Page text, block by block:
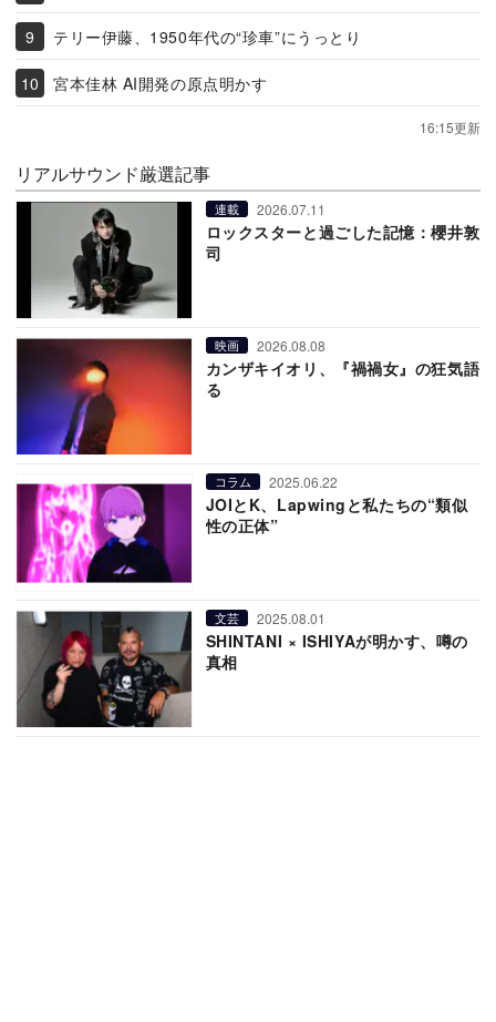
テリー伊藤、1950年代の“珍車”にうっとり
宮本佳林 AI開発の原点明かす
16:15更新
リアルサウンド厳選記事
連載 2026.07.11
ロックスターと過ごした記憶：櫻井敦
司
映画 2026.08.08
カンザキイオリ、『禍禍女』の狂気語
る
コラム 2025.06.22
JOIとK、Lapwingと私たちの“類似
性の正体”
文芸 2025.08.01
SHINTANI × ISHIYAが明かす、噂の
真相